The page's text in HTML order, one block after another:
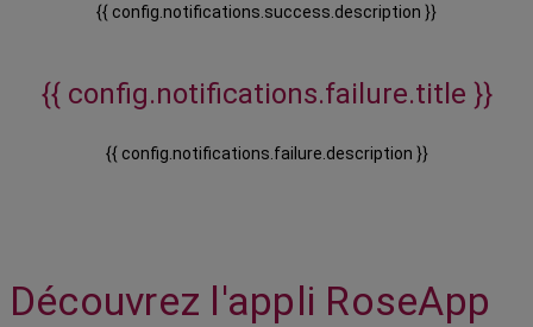
{{ config.notifications.success.description }}
{{ config.notifications.failure.title }}
{{ config.notifications.failure.description }}
Découvrez l'appli RoseApp